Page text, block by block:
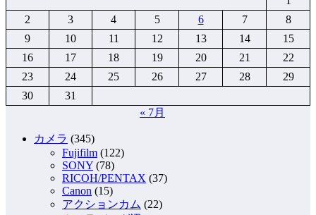
ジ
送
り
2
3 4 5 6 7
8
9
10 11 12 13 14
15
16
17 18 19 20 21
22
23
24 25 26 27 28
29
30
31
« 7月
カメラ (345)
Fujifilm (122)
SONY (78)
RICOH/PENTAX (37)
Canon (15)
アクションカム (22)